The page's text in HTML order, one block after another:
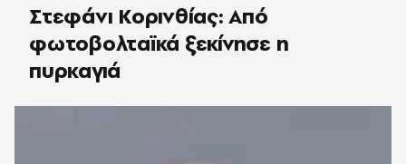
Στεφάνι Κορινθίας: Από
φωτοβολταϊκά ξεκίνησε η
πυρκαγιά